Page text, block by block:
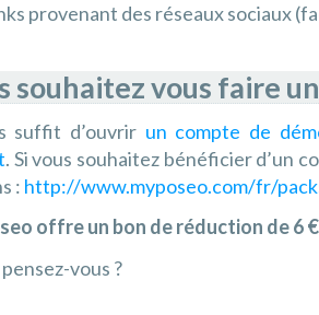
provenant des réseaux sociaux
souhaitez vous faire
suffit d’ouvrir un compte de
. Si vous souhaitez bénéficier d’un
: http://www.myposeo.com/fr/
offre un bon de réduction de 6
pensez-vous ?